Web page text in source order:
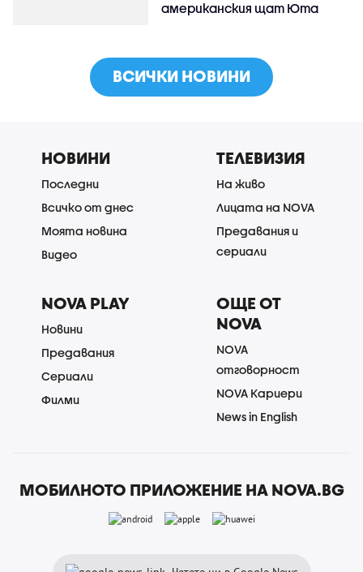
американския щат Юта
ВСИЧКИ НОВИНИ
НОВИНИ
Последни
Всичко от днес
Моята новина
Видео
ТЕЛЕВИЗИЯ
На живо
Лицата на NOVA
Предавания и
сериали
NOVA PLAY
Новини
Предавания
Сериали
Филми
ОЩЕ ОТ
NOVA
NOVA
отговорност
NOVA Кариери
News in English
МОБИЛНОТО ПРИЛОЖЕНИЕ НА NOVA.BG